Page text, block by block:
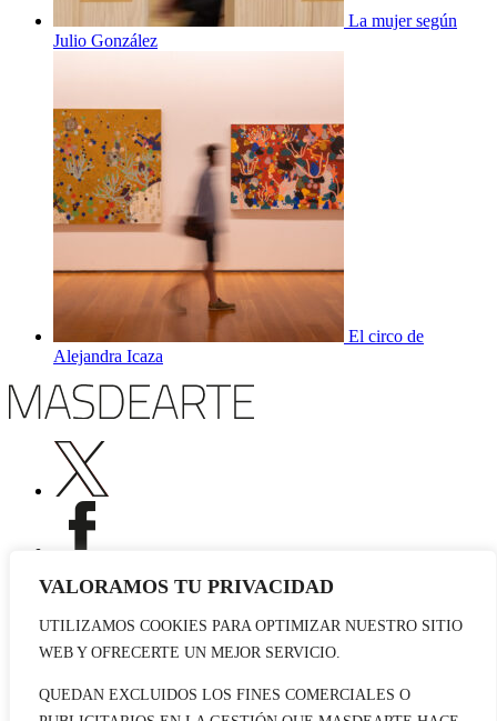
VALORAMOS TU PRIVACIDAD
UTILIZAMOS COOKIES PARA OPTIMIZAR NUESTRO SITIO
WEB Y OFRECERTE UN MEJOR SERVICIO.
QUEDAN EXCLUIDOS LOS FINES COMERCIALES O
La mujer según
Julio González
El circo de
Alejandra Icaza
Publicidad
Contacto